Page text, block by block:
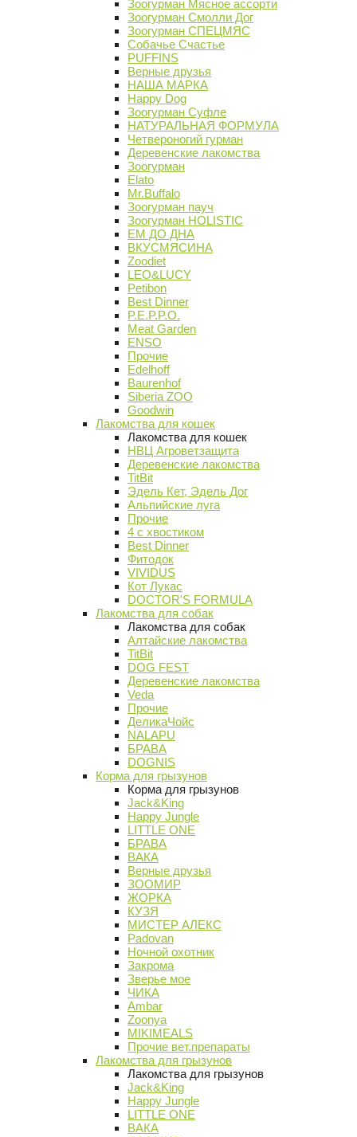
Зоогурман Мясное ассорти
Зоогурман Смолли Дог
Зоогурман СПЕЦМЯС
Собачье Счастье
PUFFINS
Верные друзья
НАША МАРКА
Happy Dog
Зоогурман Суфле
НАТУРАЛЬНАЯ ФОРМУЛА
Четвероногий гурман
Деревенские лакомства
Зоогурман
Elato
Mr.Buffalo
Зоогурман пауч
Зоогурман HOLISTIC
ЕМ ДО ДНА
ВКУСМЯСИНА
Zoodiet
LEO&LUCY
Petibon
Best Dinner
P.E.P.P.O.
Meat Garden
ENSO
Прочие
Edelhoff
Baurenhof
Siberia ZOO
Goodwin
Лакомства для кошек
Лакомства для кошек
НВЦ Агроветзащита
Деревенские лакомства
TitBit
Эдель Кет, Эдель Дог
Альпийские луга
Прочие
4 с хвостиком
Best Dinner
Фитодок
VIVIDUS
Кот Лукас
DOCTOR'S FORMULA
Лакомства для собак
Лакомства для собак
Алтайские лакомства
TitBit
DOG FEST
Деревенские лакомства
Veda
Прочие
ДеликаЧойс
NALAPU
БРАВА
DOGNIS
Корма для грызунов
Корма для грызунов
Jack&King
Happy Jungle
LITTLE ONE
БРАВА
ВАКА
Верные друзья
ЗООМИР
ЖОРКА
КУЗЯ
МИСТЕР АЛЕКС
Padovan
Ночной охотник
Закрома
Зверье мое
ЧИКА
Ambar
Zoonya
MIKIMEALS
Прочие вет.препараты
Лакомства для грызунов
Лакомства для грызунов
Jack&King
Happy Jungle
LITTLE ONE
ВАКА